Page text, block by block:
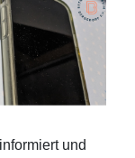
und